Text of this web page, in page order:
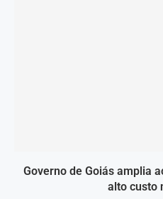
Governo de Goiás amplia
alto custo